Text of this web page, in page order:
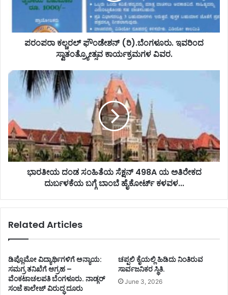
ಪರಂಪರಾ ಕಲ್ಚರಲ್ ಫೌಂಡೇಶನ್ (ರಿ).ಬೆಂಗಳೂರು. ಇವರಿಂದ
ಸ್ವಾತಂತ್ರ್ಯೋತ್ಸವ ಕಾರ್ಯಕ್ರಮಗಳ ವಿವರ.
ಭಾರತೀಯ ದಂಡ ಸಂಹಿತೆಯ ಸೆಕ್ಷನ್ 498A ಯ ಅತಿರೇಕದ
ದುರ್ಬಳಕೆಯ ಬಗ್ಗೆ ಬಾಂಬೆ ಹೈಕೋರ್ಟ್ ಕಳವಳ...
Related Articles
ಡಿಪ್ಲೊಮೋ ವಿದ್ಯಾರ್ಥಿಗಳಿಗೆ ಅನ್ಯಾಯ:
ಸಮಗ್ರ ತನಿಖೆಗೆ ಆಗ್ರಹ –
ವೆಂಕಟಾಚಲಪತಿ ಬೆಂಗಳೂರು. ನಾಡ್ಗರ್
ಸಂಜೆ ಕಾಲೇಜ್ ವಿರುದ್ಧ ದೂರು
ಚಪ್ಪಲಿ ಕೈಯಲ್ಲಿ ಹಿಡಿದು ನಿಂತಿರುವ
ಸಾರ್ವಜನಿಕರ ಸ್ಥಿತಿ.
June 3, 2026